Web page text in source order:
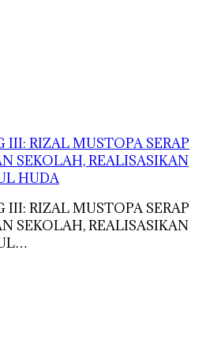
III: RIZAL MUSTOPA SERAP
SEKOLAH, REALISASIKAN
HUDA
III: RIZAL MUSTOPA SERAP
SEKOLAH, REALISASIKAN